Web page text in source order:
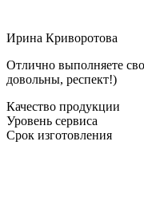
Ирина Криворотова
Отлично выполняете
довольны, респект!)
Качество продукции
Уровень сервиса
Срок изготовления